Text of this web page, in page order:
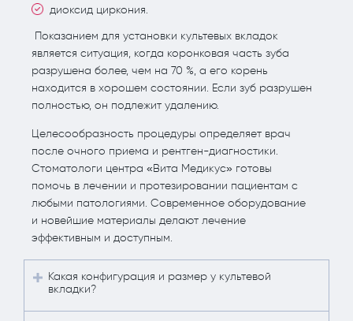
диоксид циркония.
Показанием для установки культевых вкладок
является ситуация, когда коронковая часть зуба
разрушена более, чем на 70 %, а его корень
находится в хорошем состоянии. Если зуб разрушен
полностью, он подлежит удалению.
Целесообразность процедуры определяет врач
после очного приема и рентген-диагностики.
Стоматологи центра «Вита Медикус» готовы
помочь в лечении и протезировании пациентам с
любыми патологиями. Современное оборудование
и новейшие материалы делают лечение
эффективным и доступным.
Какая конфигурация и размер у культевой
вкладки?